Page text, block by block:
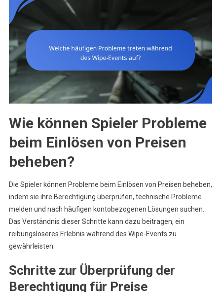
Wie können Spieler Probleme
beim Einlösen von Preisen
beheben?
Die Spieler können Probleme beim Einlösen von Preisen beheben,
indem sie ihre Berechtigung überprüfen, technische Probleme
melden und nach häufigen kontobezogenen Lösungen suchen.
Das Verständnis dieser Schritte kann dazu beitragen, ein
reibungsloseres Erlebnis während des Wipe-Events zu
gewährleisten.
Schritte zur Überprüfung der
Berechtigung für Preise